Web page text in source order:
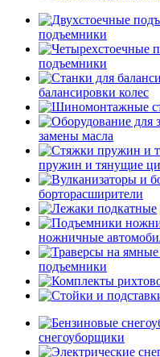
подъемники
подъемники
балансировки колес
замены масла
пружин и тянущие
борторасширители
ножничные
подъемники
снегоуборщики